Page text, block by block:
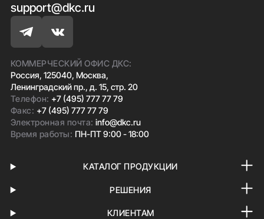
support@dkc.ru
КОММЕРЧЕСКИЙ ОФИС ДКС:
Россия, 125040, Москва,
Ленинградский пр., д. 15, стр. 20
Телефон: +7 (495) 777 77 79
Факс: +7 (495) 777 77 79
Электронная почта:info@dkc.ru
Время работы: ПН-ПТ 9:00 - 18:00
КАТАЛОГ ПРОДУКЦИИ
РЕШЕНИЯ
КЛИЕНТАМ